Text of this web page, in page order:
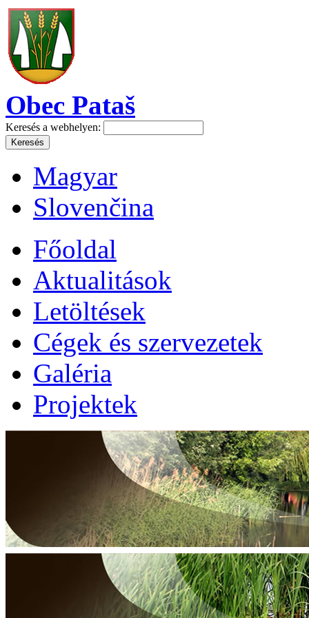
Obec Pataš
Keresés a webhelyen:
Magyar
Slovenčina
Főoldal
Aktualitások
Letöltések
Cégek és szervezetek
Galéria
Projektek